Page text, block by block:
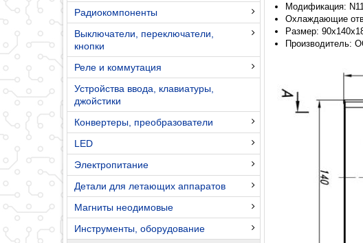
Радиокомпоненты
Выключатели, переключатели,
кнопки
Реле и коммутация
Устройства ввода, клавиатуры,
джойстики
Конвертеры, преобразователи
LED
Электропитание
Детали для летающих аппаратов
Магниты неодимовые
Инструменты, оборудование
Модификация: N11
Охлаждающие
Размер:
Производитель: